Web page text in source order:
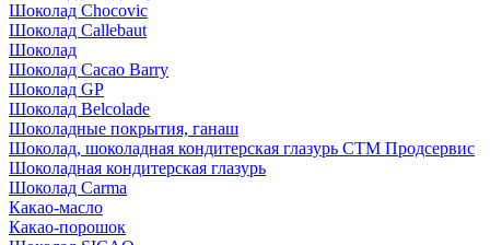
Шоколад Chocovic
Шоколад Callebaut
Шоколад
Шоколад Cacao Barry
Шоколад GP
Шоколад Belcolade
Шоколадные покрытия, ганаш
Шоколад, шоколадная кондитерская глазурь СТМ Продсервис
Шоколадная кондитерская глазурь
Шоколад Carma
Какао-масло
Какао-порошок